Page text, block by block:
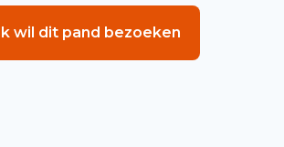
Ik wil dit pand bezoeken